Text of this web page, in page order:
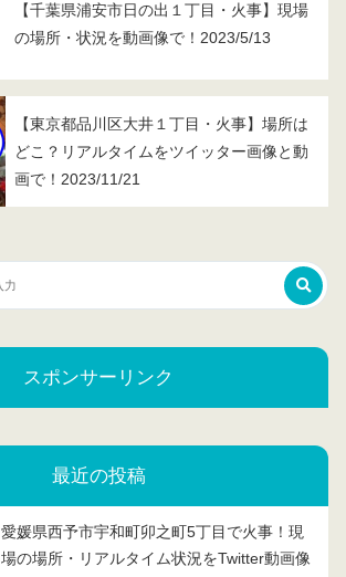
【千葉県浦安市日の出１丁目・火事】現場
の場所・状況を動画像で！2023/5/13
【東京都品川区大井１丁目・火事】場所は
どこ？リアルタイムをツイッター画像と動
画で！2023/11/21
スポンサーリンク
最近の投稿
愛媛県西予市宇和町卯之町5丁目で火事！現
場の場所・リアルタイム状況をTwitter動画像